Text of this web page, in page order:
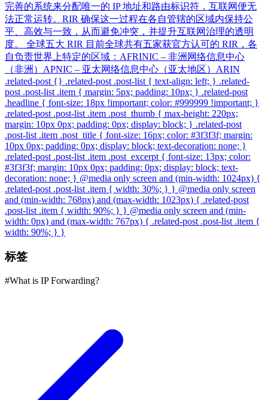
完善的系统来分配唯一的 IP 地址和路由标识符，互联网便无
法正常运转。RIR 确保这一过程在各自管辖的区域内保持公
平、高效与一致，从而避免冲突，并提升互联网治理的透明
度。 全球五大 RIR 目前全球共有五家获官方认可的 RIR，各
自负责世界上特定的区域：AFRINIC – 非洲网络信息中心
（非洲）APNIC – 亚太网络信息中心（亚太地区）ARIN
.related-post {} .related-post .post-list { text-align: left; } .related-
post .post-list .item { margin: 5px; padding: 10px; } .related-post
.headline { font-size: 18px !important; color: #999999 !important; }
.related-post .post-list .item .post_thumb { max-height: 220px;
margin: 10px 0px; padding: 0px; display: block; } .related-post
.post-list .item .post_title { font-size: 16px; color: #3f3f3f; margin:
10px 0px; padding: 0px; display: block; text-decoration: none; }
.related-post .post-list .item .post_excerpt { font-size: 13px; color:
#3f3f3f; margin: 10px 0px; padding: 0px; display: block; text-
decoration: none; } @media only screen and (min-width: 1024px) {
.related-post .post-list .item { width: 30%; } } @media only screen
and (min-width: 768px) and (max-width: 1023px) { .related-post
.post-list .item { width: 90%; } } @media only screen and (min-
width: 0px) and (max-width: 767px) { .related-post .post-list .item {
width: 90%; } }
标签
#What is IP Forwarding?